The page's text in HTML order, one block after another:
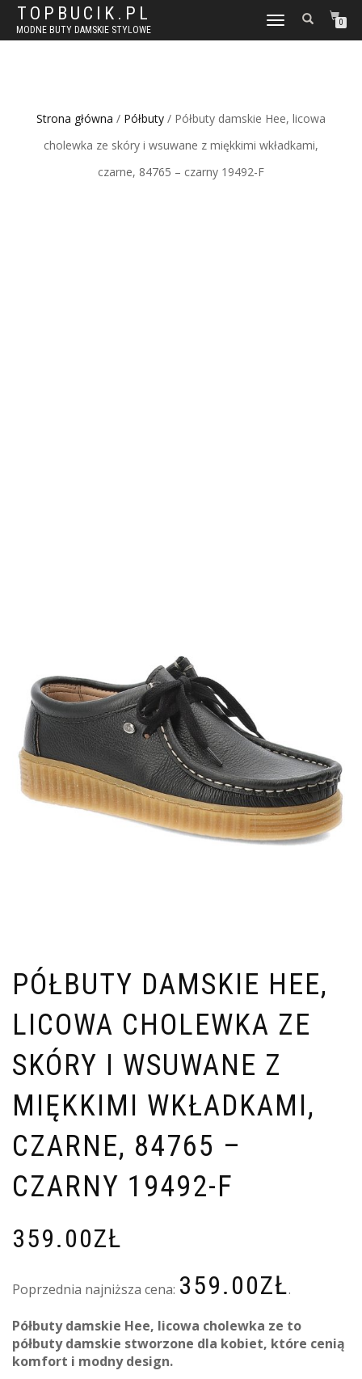
TOPBUCIK.PL
MODNE BUTY DAMSKIE STYLOWE
WŁĄCZ
NAWIGACJĘ
0
Strona główna / Półbuty / Półbuty damskie Hee, licowa
cholewka ze skóry i wsuwane z miękkimi wkładkami,
czarne, 84765 – czarny 19492-F
PÓŁBUTY DAMSKIE HEE,
LICOWA CHOLEWKA ZE
SKÓRY I WSUWANE Z
MIĘKKIMI WKŁADKAMI,
CZARNE, 84765 –
CZARNY 19492-F
359.00ZŁ
Poprzednia najniższa cena: 359.00ZŁ.
Półbuty damskie Hee, licowa cholewka ze to
półbuty damskie stworzone dla kobiet, które cenią
komfort i modny design.